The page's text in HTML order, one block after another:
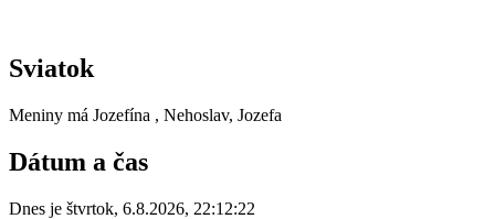
Sviatok
Meniny má Jozefína , Nehoslav, Jozefa
Dátum a čas
Dnes je štvrtok, 6.8.2026, 22:12:22